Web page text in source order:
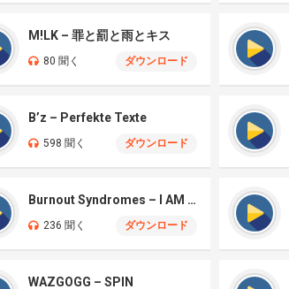
M!LK – 罪と罰と雨とキス
80 聞く ダウンロード
B’z – Perfekte Texte
598 聞く ダウンロード
Burnout Syndromes – I AM A HERO
236 聞く ダウンロード
WAZGOGG – SPIN